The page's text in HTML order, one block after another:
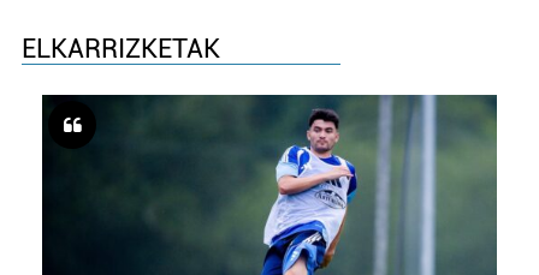
ELKARRIZKETAK